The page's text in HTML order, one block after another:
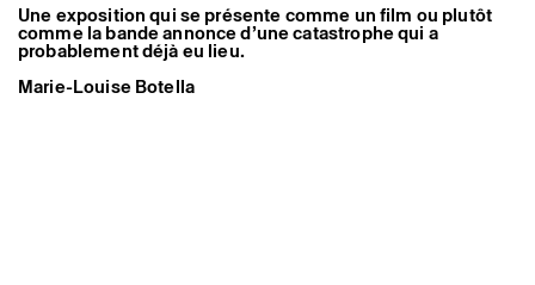
Une exposition qui se présente comme un film ou plutôt
comme la bande annonce d’une catastrophe qui a
probablement déjà eu lieu.
Marie-Louise Botella
Vue de l’exposition collective
Après avoir tout oublié
Astérides, Marseille © JC Lett
Après avoir tout oublié
Après avoir tout oublié
Après avoir tout oublié
Après avoir tout oublié
Après avoir tout oublié
Après avoir tout oublié
Après avoir tout oublié
Après avoir tout oublié
Après avoir tout oublié
Après avoir tout oublié
Après avoir tout oublié
Après avoir tout oublié
Après avoir tout oublié
Après avoir tout oublié
Après avoir tout oublié
Après avoir tout oublié
Après avoir tout oublié
Après avoir tout oublié
Après avoir tout oublié
Après avoir tout oublié
Après avoir tout oublié
Après avoir tout oublié
Après avoir tout oublié
Après avoir tout oublié
Après avoir tout oublié
Après avoir tout oublié
Après avoir tout oublié
Après avoir tout oublié
Après avoir tout oublié
Après avoir tout oublié
Après avoir tout oublié
Après avoir tout oublié
Après avoir tout oublié
Après avoir tout oublié
Après avoir tout oublié
Après avoir tout oublié
Après avoir tout oublié
Après avoir tout oublié
Après avoir tout oublié
Après avoir tout oublié
Après avoir tout oublié
Après avoir tout oublié
Après avoir tout oublié
Après avoir tout oublié
Après avoir tout oublié
Après avoir tout oublié
Après avoir tout oublié
Après avoir tout oublié
Après avoir tout oublié